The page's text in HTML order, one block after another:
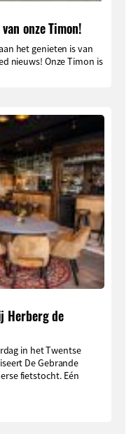
onze Timon!
het genieten is van
nieuws! Onze Timon is
Herberg de
in het Twentse
De Gebrande
fietstocht. Eén